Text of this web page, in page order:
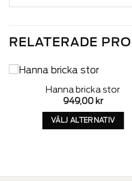
RELATERADE
Hanna bricka stor
949,00 kr
VÄLJ ALTERNATIV